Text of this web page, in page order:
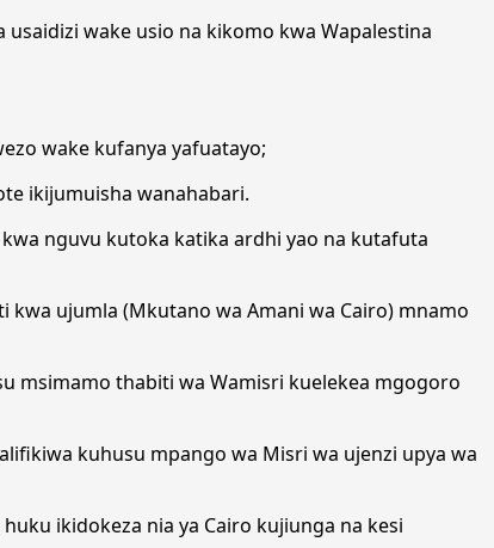
wake usio na kikomo kwa Wapalestina
wake kufanya yafuatayo;
ikijumuisha wanahabari.
nguvu kutoka katika ardhi yao na kutafuta
kwa ujumla (Mkutano wa Amani wa Cairo) mnamo
msimamo thabiti wa Wamisri kuelekea mgogoro
kuhusu mpango wa Misri wa ujenzi upya wa
ikidokeza nia ya Cairo kujiunga na kesi